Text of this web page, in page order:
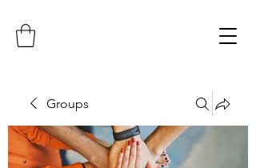
Groups